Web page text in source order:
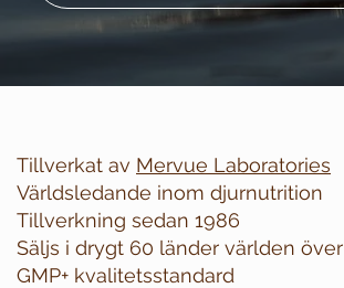
Tillverkat av Mervue Laboratories
Världsledande inom djurnutrition
Tillverkning sedan 1986
Säljs i drygt 60 länder världen över
GMP+ kvalitetsstandard